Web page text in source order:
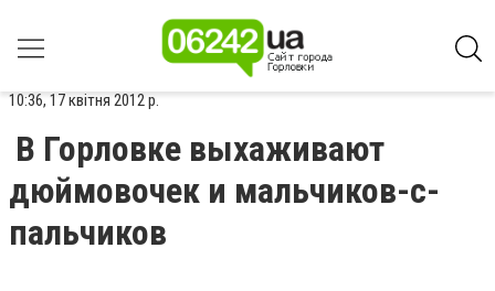
10:36, 17 квітня 2012 р.
В Горловке выхаживают
дюймовочек и мальчиков-с-
пальчиков